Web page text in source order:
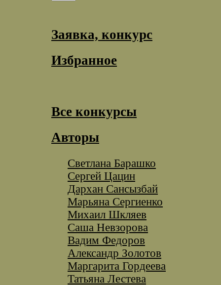
Заявка, конкурс
Избранное
Все конкурсы
Авторы
Светлана Барашко
Сергей Цацин
Дархан Сансызбай
Марьяна Сергиенко
Михаил Шкляев
Саша Невзорова
Вадим Федоров
Александр Золотов
Маргарита Гордеева
Татьяна Лестева